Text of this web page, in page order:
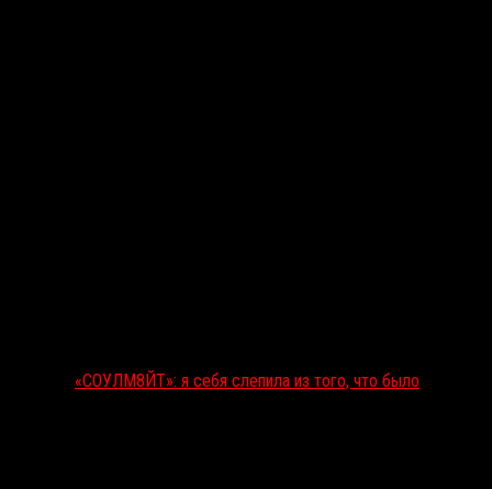
«СОУЛМ8ЙТ»: я себя слепила из того, что было